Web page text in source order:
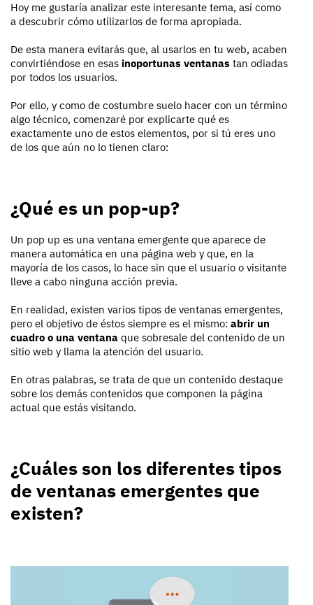
Hoy me gustaría analizar este interesante tema, así como
a descubrir cómo utilizarlos de forma apropiada.
De esta manera evitarás que, al usarlos en tu web, acaben
convirtiéndose en esas inoportunas ventanas tan odiadas
por todos los usuarios.
Por ello, y como de costumbre suelo hacer con un término
algo técnico, comenzaré por explicarte qué es
exactamente uno de estos elementos, por si tú eres uno
de los que aún no lo tienen claro:
¿Qué es un pop-up?
Un pop up es una ventana emergente que aparece de
manera automática en una página web y que, en la
mayoría de los casos, lo hace sin que el usuario o visitante
lleve a cabo ninguna acción previa.
En realidad, existen varios tipos de ventanas emergentes,
pero el objetivo de éstos siempre es el mismo: abrir un
cuadro o una ventana que sobresale del contenido de un
sitio web y llama la atención del usuario.
En otras palabras, se trata de que un contenido destaque
sobre los demás contenidos que componen la página
actual que estás visitando.
¿Cuáles son los diferentes tipos
de ventanas emergentes que
existen?